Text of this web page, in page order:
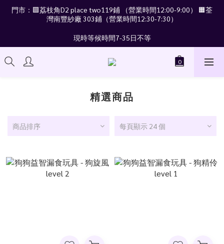
門市：🟪荔枝角D2 place two119鋪 （營業時間12:00-9:00） 🟧荃
灣南豐紗廠 303鋪（營業時間12:30-7:30）
現時等候時間7-35日不等
精選商品
商品排序 每頁顯示 24 個